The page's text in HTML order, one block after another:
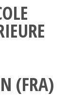
(FRA)